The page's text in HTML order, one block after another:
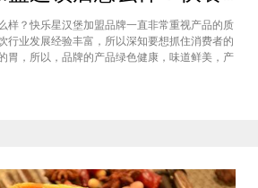
样？快乐星汉堡加盟品牌一直非常重视产品的质
行业发展经验丰富，所以深知要想抓住消费者的
胃，所以，品牌的产品绿色健康，味道鲜美，产
下这个汉堡品牌加盟费多少钱？快乐星汉堡加